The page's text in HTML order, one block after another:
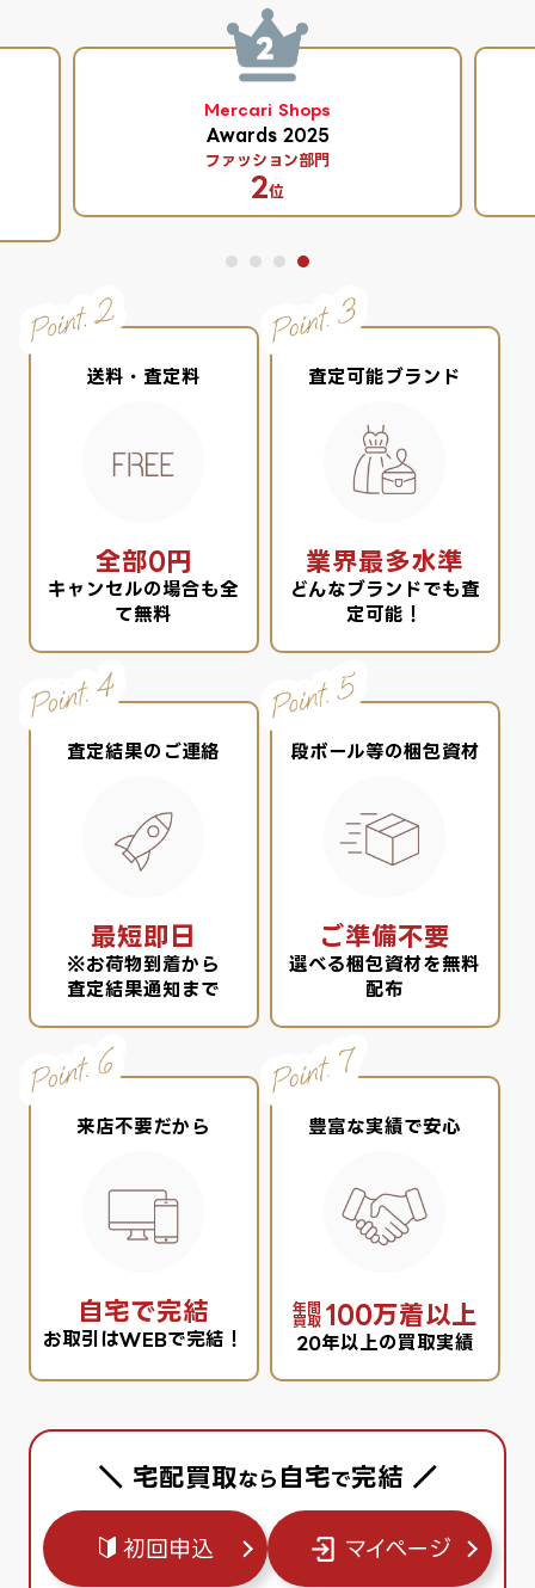
Mercari Shops
Awards 2025
ファッション部門
2位
送料・査定料
全部0円
キャンセルの場合も全
て無料
査定可能ブランド
業界最多水準
どんなブランドでも査
定可能！
査定結果のご連絡
最短即日
※お荷物到着から
査定結果通知まで
段ボール等の梱包資材
ご準備不要
選べる梱包資材を無料
配布
来店不要だから
自宅で完結
お取引はWEBで完結！
豊富な実績で安心
年間
買取 100万着以上
20年以上の買取実績
＼ 宅配買取なら 自宅で完結 ／
初回申込 マイページ